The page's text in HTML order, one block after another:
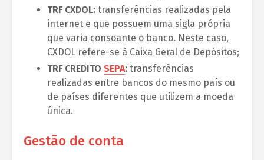
TRF CXDOL: transferências realizadas pela
internet e que possuem uma sigla própria
que varia consoante o banco. Neste caso,
CXDOL refere-se à Caixa Geral de Depósitos;
TRF CREDITO SEPA: transferências
realizadas entre bancos do mesmo país ou
de países diferentes que utilizem a moeda
única.
Gestão de conta